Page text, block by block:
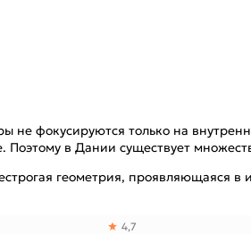
не фокусируются только на
Поэтому в Дании существует
геометрия, проявляющаяся
4,7